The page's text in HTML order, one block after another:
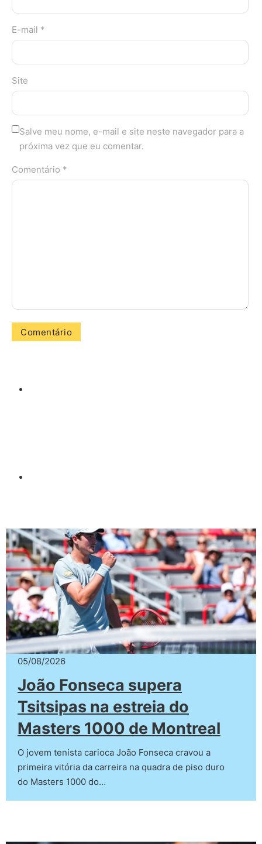
E-mail *
Site
Salve meu nome, e-mail e site neste navegador para a
próxima vez que eu comentar.
Comentário *
05/08/2026
João Fonseca supera
Tsitsipas na estreia do
Masters 1000 de Montreal
O jovem tenista carioca João Fonseca cravou a
primeira vitória da carreira na quadra de piso duro
do Masters 1000 do…